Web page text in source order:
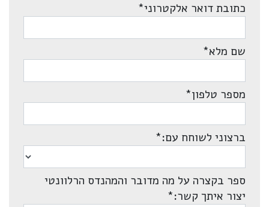
כתובת דואר אלקטרוני*
שם מלא*
מספר טלפון*
ברצוני לשוחח עם:*
ספר בקצרה על מה מדובר והמהנדס הרלוונטי
יצור איתך קשר:*